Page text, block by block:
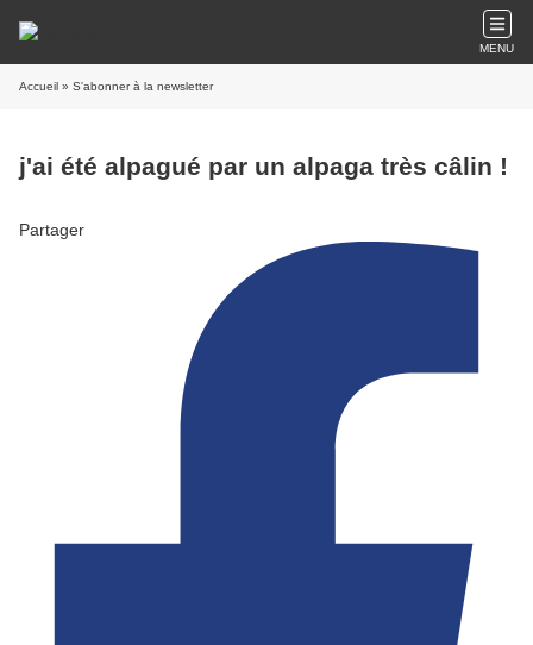
MENU
Accueil » S'abonner à la newsletter
j'ai été alpagué par un alpaga très câlin !
Partager